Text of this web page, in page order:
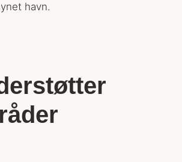
havn.